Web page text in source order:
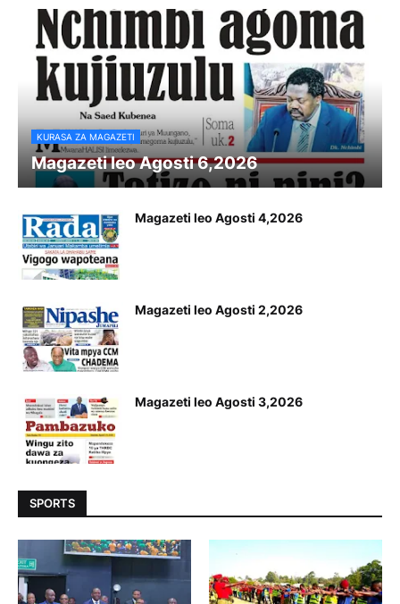
KURASA ZA MAGAZETI
Magazeti leo Agosti 6,2026
Magazeti leo Agosti 4,2026
Magazeti leo Agosti 2,2026
Magazeti leo Agosti 3,2026
SPORTS